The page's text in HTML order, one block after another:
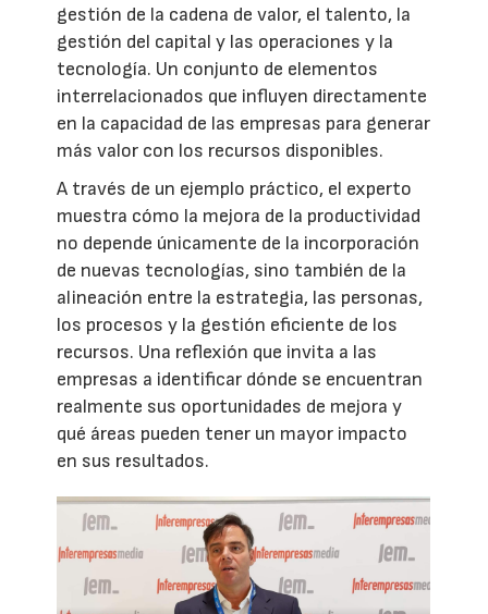
gestión de la cadena de valor, el talento, la
gestión del capital y las operaciones y la
tecnología. Un conjunto de elementos
interrelacionados que influyen directamente
en la capacidad de las empresas para generar
más valor con los recursos disponibles.
A través de un ejemplo práctico, el experto
muestra cómo la mejora de la productividad
no depende únicamente de la incorporación
de nuevas tecnologías, sino también de la
alineación entre la estrategia, las personas,
los procesos y la gestión eficiente de los
recursos. Una reflexión que invita a las
empresas a identificar dónde se encuentran
realmente sus oportunidades de mejora y
qué áreas pueden tener un mayor impacto
en sus resultados.